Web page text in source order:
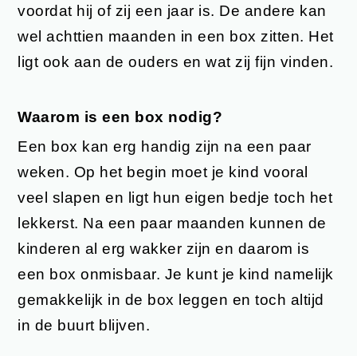
voordat hij of zij een jaar is. De andere kan
wel achttien maanden in een box zitten. Het
ligt ook aan de ouders en wat zij fijn vinden.
Waarom is een box nodig?
Een box kan erg handig zijn na een paar
weken. Op het begin moet je kind vooral
veel slapen en ligt hun eigen bedje toch het
lekkerst. Na een paar maanden kunnen de
kinderen al erg wakker zijn en daarom is
een box onmisbaar. Je kunt je kind namelijk
gemakkelijk in de box leggen en toch altijd
in de buurt blijven.